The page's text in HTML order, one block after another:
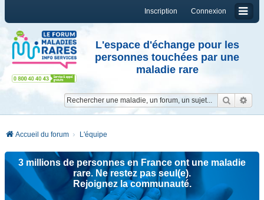
Connexion
Inscription
L'espace d'échange pour les
personnes touchées par une
maladie rare
Accueil du forum L'équipe
3 millions de personnes en France ont une maladie
rare. Ne restez pas seul(e).
Rejoignez la communauté.